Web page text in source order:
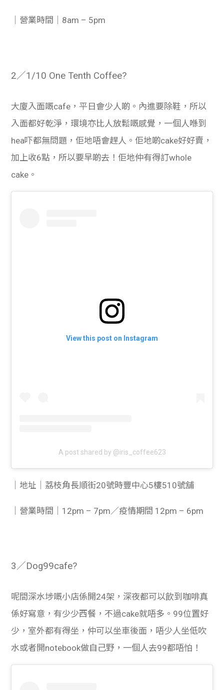
｜營業時間｜8am – 5pm
2／1/10 One Tenth Coffee?
大廈入面嘅cafe，平日會少人啲。內進要除鞋，所以
入面都好乾淨，環境亦比人放鬆嘅感覺，一個人喺到
hea吓都無問題，佢地唔會趕人。佢地啲cake好好賣，
加上收6點，所以要早啲去！佢地仲有得訂whole
cake。
View this post on Instagram
A post shared by @iris_coffee623
｜地址｜荔枝角長順街20號時豐中心5樓510號舖
｜營業時間｜12pm – 7pm／疫情期間 12pm – 6pm
3／Dog99cafe?
呢間深水埗嘅小店係開24架，深夜都可以飲到咖啡真
係好寫意，有少少西餐，不過cake就唔多。99位置好
少，室外都有得坐，仲可以坐車後面，唔少人坐低吹
水或者開notebook做自己野，一個人去99都唔怕！